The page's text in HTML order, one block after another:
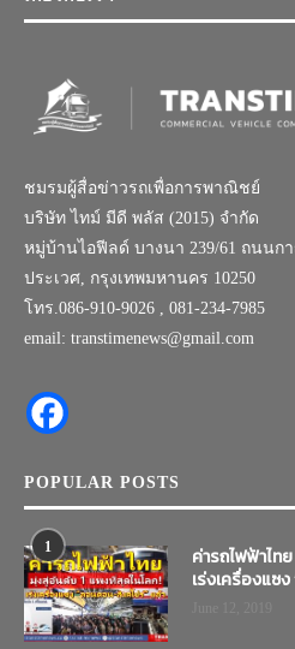
ชมรมผู้สื่อข่าวรถเพื่อการพาณิชย์
บริษัท ไทม์ มีดี พลัส (2015) จำกัด
หมู่บ้านไอฟีลด์ บางนา 239/61 ถนนก
ประเวศ, กรุงเทพมหานคร 10250
โทร.086-910-9026 , 081-234-7985
email: transtimenews@gmail.com
POPULAR POSTS
1
ค่ารถไฟฟ้าไท
เร่งเครื่องแซ